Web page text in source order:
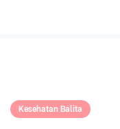
Kesehatan Balita